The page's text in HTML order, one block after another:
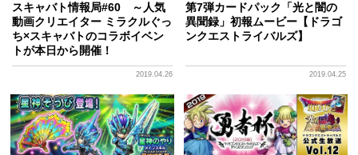
スキャバト情報局#60 ～人気
動画クリエイター ミラクルぐっ
ち×スキャバトのコラボイベン
トが本日から開催！
2019.04.26
第7弾カードパック「光と闇の
異聞録」初報ムービー【ドラゴ
ンクエストライバルズ】
2019.04.25